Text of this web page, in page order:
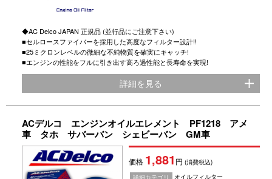
◆AC Delco JAPAN 正規品 (並行品にご注意下さい)
■セルロースファイバーを採用した高度なフィルター設計!!
■25ミクロンレベルの微細な不純物質を確実にキャッチ!
■エンジンの性能をフルに引き出す高ろ過性能と長寿命を実現!
詳細を見る
ACデルコ エンジンオイルエレメント PF1218 アメ
車 タホ サバーバン シェビーバン GM車
価格 1,881 円(消費税込)
詳細カテゴリ
オイルフィルター